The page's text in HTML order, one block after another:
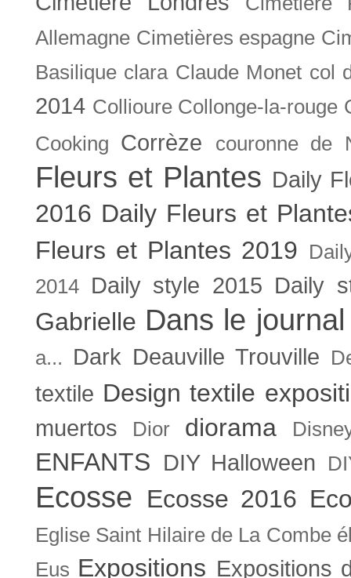
Allemagne Cimetières espagne
Basilique clara Claude Monet col
2014 Collioure Collonge-la-rouge
Cooking
Corrèze couronne de
Fleurs et Plantes Daily
2016 Daily Fleurs et
Fleurs et Plantes 2019
2014
Daily style 2015 Daily
Gabrielle Dans le journal
a... Dark Deauville Trouville
textile Design textile
muertos Dior diorama
ENFANTS DIY Halloween
Ecosse Ecosse 2016
Eglise Saint Hilaire de La Combe
Eus Expositions Expositions